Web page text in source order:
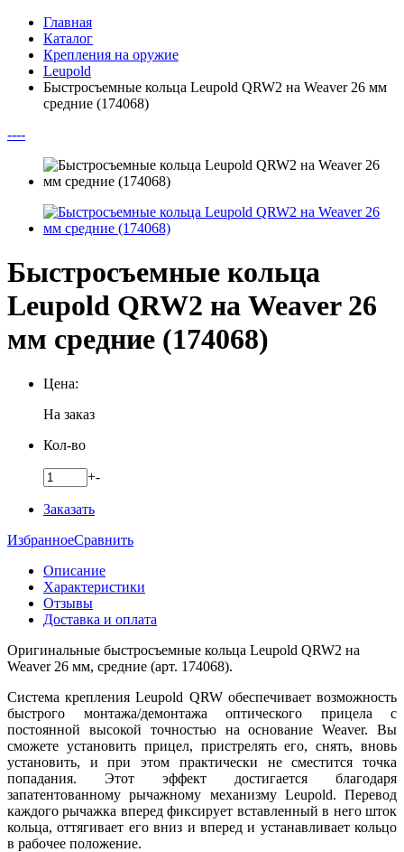
Главная
Каталог
Крепления на оружие
Leupold
Быстросъемные кольца Leupold QRW2 на Weaver 26 мм
средние (174068)
----
Быстросъемные кольца
Leupold QRW2 на Weaver 26
мм средние (174068)
Цена:
На заказ
Кол-во
+-
Заказать
ИзбранноеСравнить
Описание
Характеристики
Отзывы
Доставка и оплата
Оригинальные быстросъемные кольца Leupold QRW2 на
Weaver 26 мм, средние (арт. 174068).
Система крепления Leupold QRW обеспечивает возможность
быстрого монтажа/демонтажа оптического прицела с
постоянной высокой точностью на основание Weaver. Вы
сможете установить прицел, пристрелять его, снять, вновь
установить, и при этом практически не сместится точка
попадания. Этот эффект достигается благодаря
запатентованному рычажному механизму Leupold. Перевод
каждого рычажка вперед фиксирует вставленный в него шток
кольца, оттягивает его вниз и вперед и устанавливает кольцо
в рабочее положение.